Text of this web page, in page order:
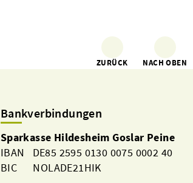
ZURÜCK NACH OBEN
Bankverbindungen
Sparkasse Hildesheim Goslar Peine
IBAN DE85 2595 0130 0075 0002 40
BIC NOLADE21HIK